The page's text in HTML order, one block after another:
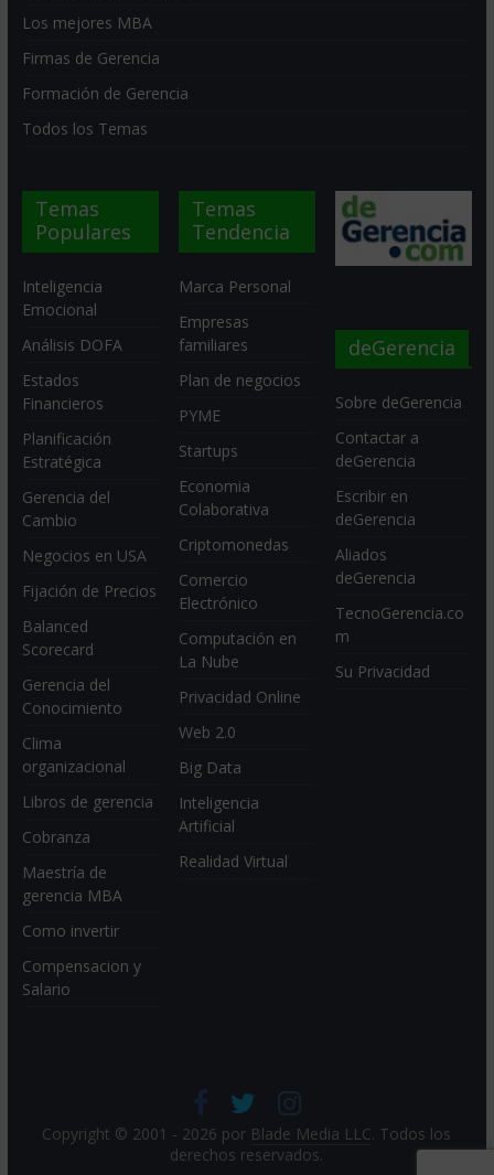
Los mejores MBA
Firmas de Gerencia
Formación de Gerencia
Todos los Temas
Temas
Populares
Inteligencia
Emocional
Análisis DOFA
Estados
Financieros
Planificación
Estratégica
Gerencia del
Cambio
Negocios en USA
Fijación de Precios
Balanced
Scorecard
Gerencia del
Conocimiento
Clima
organizacional
Libros de gerencia
Cobranza
Maestría de
gerencia MBA
Como invertir
Compensacion y
Salario
Temas
Tendencia
Marca Personal
Empresas
familiares
Plan de negocios
PYME
Startups
Economia
Colaborativa
Criptomonedas
Comercio
Electrónico
Computación en
La Nube
Privacidad Online
Web 2.0
Big Data
Inteligencia
Artificial
Realidad Virtual
deGerencia
Sobre deGerencia
Contactar a
deGerencia
Escribir en
deGerencia
Aliados
deGerencia
TecnoGerencia.co
m
Su Privacidad
Copyright © 2001 - 2026 por Blade Media LLC. Todos los
derechos reservados.